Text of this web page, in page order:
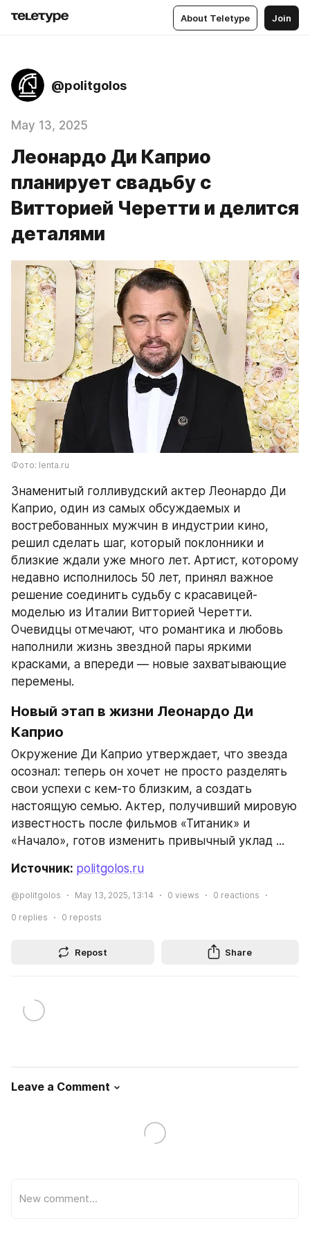
About Teletype Join
@politgolos
May 13, 2025
Леонардо Ди Каприо
планирует свадьбу с
Витторией Черетти и делится
деталями
Фото: lenta.ru
Знаменитый голливудский актер Леонардо Ди
Каприо, один из самых обсуждаемых и
востребованных мужчин в индустрии кино,
решил сделать шаг, который поклонники и
близкие ждали уже много лет. Артист, которому
недавно исполнилось 50 лет, принял важное
решение соединить судьбу с красавицей-
моделью из Италии Витторией Черетти.
Очевидцы отмечают, что романтика и любовь
наполнили жизнь звездной пары яркими
красками, а впереди — новые захватывающие
перемены.
Новый этап в жизни Леонардо Ди
Каприо
Окружение Ди Каприо утверждает, что звезда
осознал: теперь он хочет не просто разделять
свои успехи с кем-то близким, а создать
настоящую семью. Актер, получивший мировую
известность после фильмов «Титаник» и
«Начало», готов изменить привычный уклад ...
Источник: politgolos.ru
@politgolos May 13, 2025, 13:14 0 views 0 reactions
0 replies 0 reposts
Repost Share
Leave a Comment